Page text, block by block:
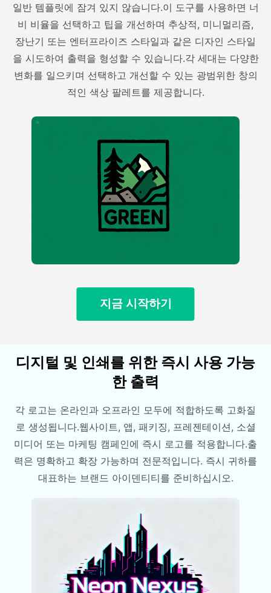
일반 템플릿에 잠겨 있지 않습니다.이 도구를 사용하면 너
비 비율을 선택하고 팁을 개선하며 추상적, 미니멀리즘,
장난기 또는 엔터프라이즈 스타일과 같은 디자인 스타일
을 시도하여 출력을 형성할 수 있습니다.각 세대는 다양한
변화를 일으키며 선택하고 개선할 수 있는 광범위한 창의
적인 색상 팔레트를 제공합니다.
지금 시작하기
디지털 및 인쇄를 위한 즉시 사용 가능
한 출력
각 로고는 온라인과 오프라인 모두에 적합하도록 고화질
로 생성됩니다.웹사이트, 앱, 패키징, 프레젠테이션, 소셜
미디어 또는 마케팅 캠페인에 즉시 로고를 적용합니다.출
력은 명확하고 확장 가능하며 전문적입니다. 즉시 귀하를
대표하는 브랜드 아이덴티티를 준비하십시오.